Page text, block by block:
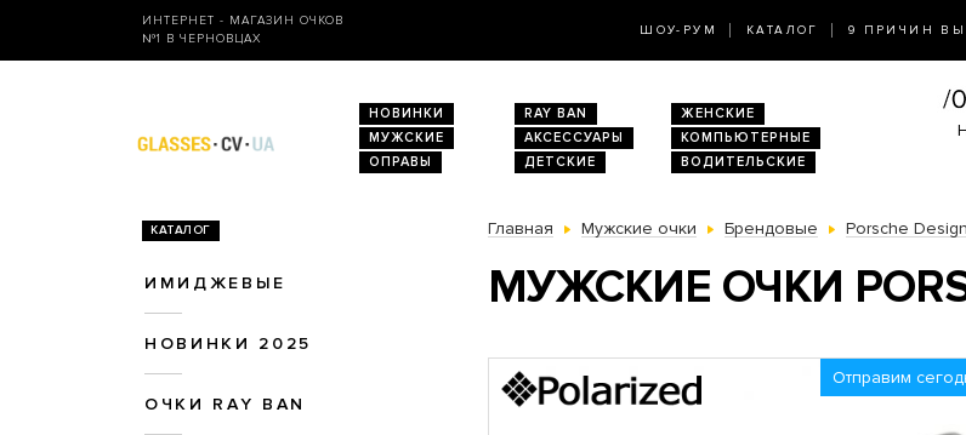
ИНТЕРНЕТ - МАГАЗИН ОЧКОВ
№1 В ЧЕРНОВЦАХ
ШОУ-РУМ КАТАЛОГ 9 ПРИЧИН
НОВИНКИ RAY BAN
ЖЕНСКИЕ
МУЖСКИЕ
АКСЕССУАРЫ
КОМПЬЮТЕРНЫЕ
ОПРАВЫ
ДЕТСКИЕ ВОДИТЕЛЬСКИЕ
КАТАЛОГ
ИМИДЖЕВЫЕ
НОВИНКИ 2025
ОЧКИ RAY BAN
Главная Мужские очки Брендовые Porsche Design
МУЖСКИЕ ОЧКИ
Отправим